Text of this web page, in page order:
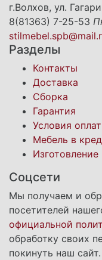
г.Волхов, ул.
8(81363) 7-25-53
Разделы
Контакты
Доставка
Сборка
Гарантия
Условия
Мебель в
Изготовление
Соцсети
Мы получаем и
посетителей
официальной
обработку своих
покинуть наш сайт.